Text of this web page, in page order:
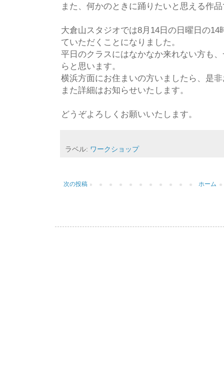
また、何かのときに踊りたいと思える作
大倉山スタジオでは8月14日の日曜日の
ていただくことになりました。
平日のクラスにはなかなか来れない方も
らと思います。
横浜方面にお住まいの方いましたら、是
また詳細はお知らせいたします。
どうぞよろしくお願いいたします。
ラベル: ワークショップ
次の投稿 ホーム